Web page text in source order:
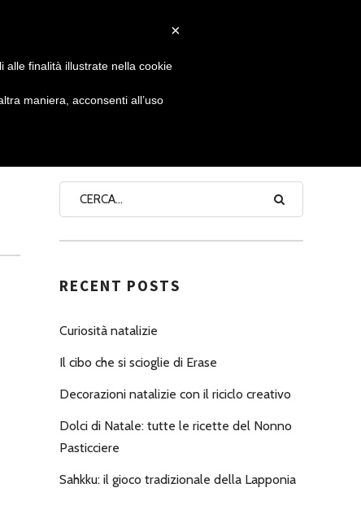
NONNO PASTICCIERE
RECENT POSTS
Curiosità natalizie
Il cibo che si scioglie di Erase
Decorazioni natalizie con il riciclo creativo
Dolci di Natale: tutte le ricette del Nonno
Pasticciere
Sahkku: il gioco tradizionale della Lapponia
×
alle finalità illustrate nella cookie
maniera, acconsenti all’uso